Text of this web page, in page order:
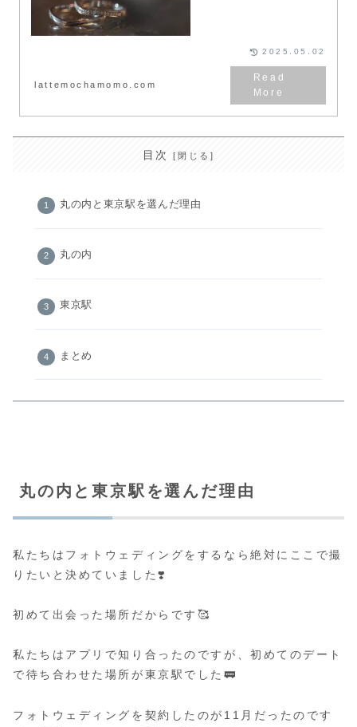
lattemochamomo.com
2025.05.02
目次
丸の内と東京駅を選んだ理由
丸の内
東京駅
まとめ
丸の内と東京駅を選んだ理由
私たちはフォトウェディングをするなら絶対にここで撮
りたいと決めていました❣️
初めて出会った場所だからです🥰
私たちはアプリで知り合ったのですが、初めてのデート
で待ち合わせた場所が東京駅でした🚃
フォトウェディングを契約したのが11月だったのです